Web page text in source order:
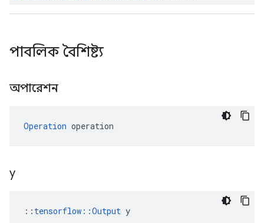
পাবলিক বৈশিষ্ট্য
অপারেশন
Operation operation
y
:: tensorflow::Output y